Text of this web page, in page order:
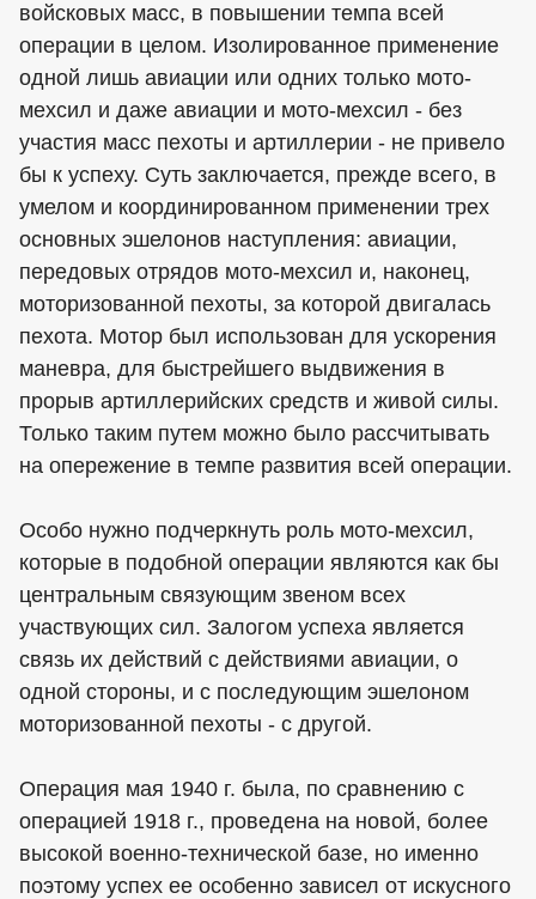
войсковых масс, в повышении темпа всей
операции в целом. Изолированное применение
одной лишь авиации или одних только мото-
мехсил и даже авиации и мото-мехсил - без
участия масс пехоты и артиллерии - не привело
бы к успеху. Суть заключается, прежде всего, в
умелом и координированном применении трех
основных эшелонов наступления: авиации,
передовых отрядов мото-мехсил и, наконец,
моторизованной пехоты, за которой двигалась
пехота. Мотор был использован для ускорения
маневра, для быстрейшего выдвижения в
прорыв артиллерийских средств и живой силы.
Только таким путем можно было рассчитывать
на опережение в темпе развития всей операции.
Особо нужно подчеркнуть роль мото-мехсил,
которые в подобной операции являются как бы
центральным связующим звеном всех
участвующих сил. Залогом успеха является
связь их действий с действиями авиации, о
одной стороны, и с последующим эшелоном
моторизованной пехоты - с другой.
Операция мая 1940 г. была, по сравнению с
операцией 1918 г., проведена на новой, более
высокой военно-технической базе, но именно
поэтому успех ее особенно зависел от искусного